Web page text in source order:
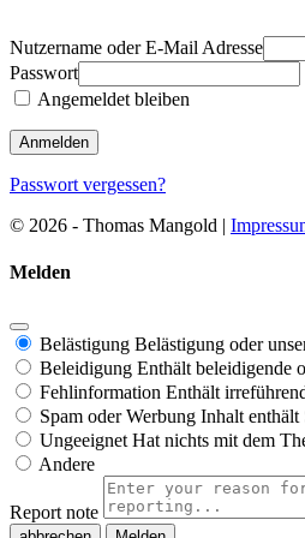
Nutzername oder E-Mail Adresse
Passwort
Angemeldet bleiben
Passwort vergessen?
© 2026 - Thomas Mangold |
Melden
Belästigung Belästigung oder
Beleidigung Enthält beleidigende
Fehlinformation Enthält
Spam oder Werbung Inhalt enthält
Ungeeignet Hat nichts mit dem
Andere
Report note